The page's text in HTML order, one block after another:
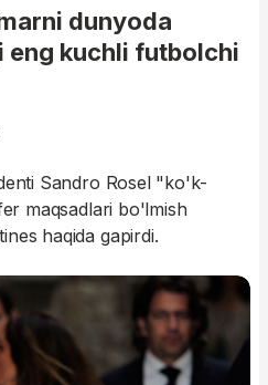
dunyoda
eng kuchli futbolchi
Sandro Rosel "ko'k-
maqsadlari bo'lmish
haqida gapirdi.